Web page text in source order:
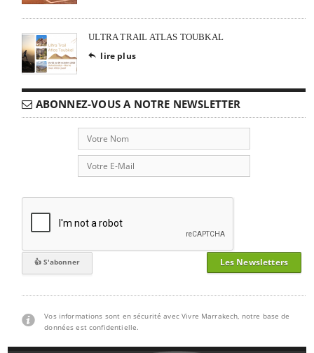
ULTRA TRAIL ATLAS TOUBKAL
 lire plus
ABONNEZ-VOUS A NOTRE NEWSLETTER
Les Newsletters
Vos informations sont en sécurité avec Vivre Marrakech, notre base de
données est confidentielle.